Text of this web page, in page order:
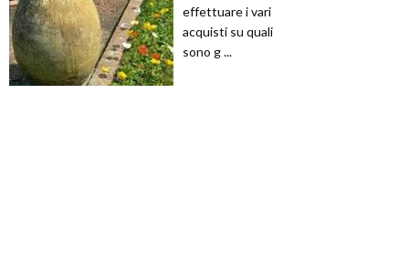
effettuare i vari
acquisti su quali
sono g ...